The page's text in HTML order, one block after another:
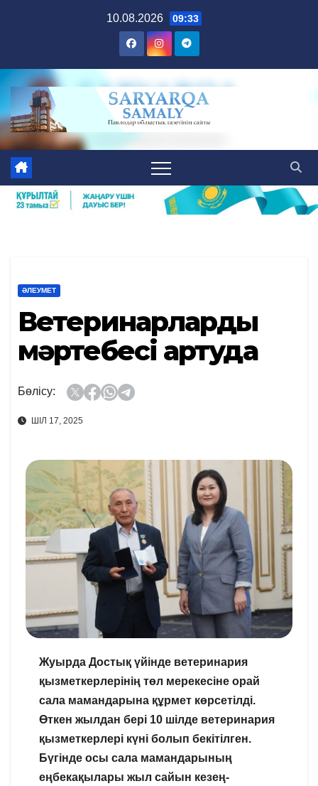
10.08.2026 09:33
ӘЛЕУМЕТ
Ветеринарлардың
мәртебесі артуда
Бөлісу:
ШІЛ 17, 2025
Жуырда Достық үйінде ветеринария
қызметкерлерінің төл мерекесіне орай
сала мамандарына құрмет көрсетілді.
Өткен жылдан бері 10 шілде ветеринария
қызметкерлері күні болып бекітілген.
Бүгінде осы сала мамандарының
еңбекақылары жыл сайын кезең-